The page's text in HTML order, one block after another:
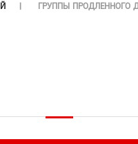
ГРУППЫ ПРОДЛЕННОГО